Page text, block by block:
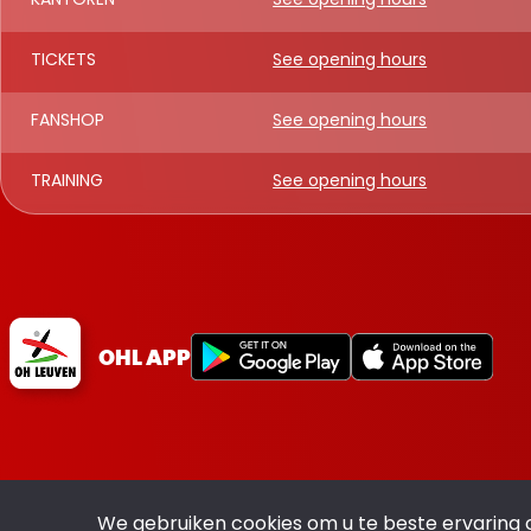
TICKETS See opening hours
FANSHOP See opening hours
TRAINING See opening hours
OHL APP
We gebruiken cookies om u te beste